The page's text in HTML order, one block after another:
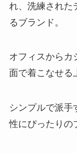
れ、洗練された
るブランド。
オフィスからカ
面で着こなせる
シンプルで派手
性にぴったりの